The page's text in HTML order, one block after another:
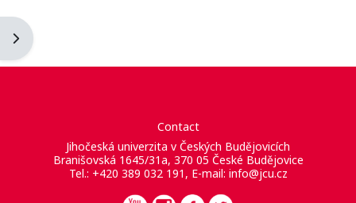
Apri il cassetto del blocco
Contact
Jihočeská univerzita v Českých Budějovicích
Branišovská 1645/31a, 370 05 České Budějovice
Tel.: +420 389 032 191, E-mail: info@jcu.cz